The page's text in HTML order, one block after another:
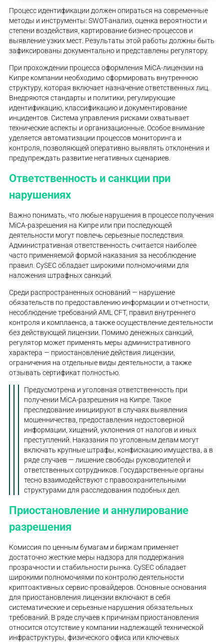
Процесс идентификации должен опираться на современные
методы и инструменты: SWOT-анализ, оценка вероятности и
степени воздействия, картирование бизнес-процессов и
выявление узких мест. Результаты этой работы должны быть
зафиксированы документально и представлены регулятору.
При прохождении процесса оформления MiCA-лицензии на
Кипре компании необходимо сформировать внутреннюю
структуру, которая включает назначение ответственных лиц.
Внедряются стандарты и политики, регулирующие
идентификацию, классификацию и документирование
инцидентов. Система управления рисками охватывает
технические аспекты и организационные. Особое внимание
уделяется автоматизации процессов мониторинга и
контроля, позволяющей оперативно выявлять отклонения и
предупреждать развитие негативных сценариев.
Ответственность и санкции при
нарушениях
Важно понимать, что любые нарушения в процессе получения
MiCA-разрешения на Кипре или при последующей
деятельности могут повлечь серьезные последствия.
Административная ответственность считается наиболее
часто применяемой формой наказания за несоблюдение
правил. CySEC обладает широкими полномочиями для
наложения штрафных санкций.
Среди распространенных оснований — нарушение
обязательств по предоставлению информации и отчетности,
несоблюдение требований AML CFT, правил внутреннего
контроля и комплаенса, а также осуществление деятельности
без действующей лицензии. Помимо денежных санкций,
регулятор может применять меры административного
характера — приостановление действия лицензии,
ограничения на отдельные виды деятельности, а также
отзывать сертификат полностью.
Предусмотрена и уголовная ответственность при
получении MiCA-разрешения на Кипре. Такое
преследование инициируют в случаях выявления
мошенничества, предоставления недостоверной
информации, хищений, уклонения от налогов и иных
преступлений. Наказания по уголовным делам могут
включать крупные штрафы, конфискацию имущества, а в
ряде случаев — лишение свободы руководителей и
ответственных сотрудников. Государственные органы
тесно взаимодействуют с правоохранительными
структурами для расследования подобных дел.
Приостановление и аннулирование
разрешения
Комиссия по ценным бумагам и биржам применяет
достаточно жесткие меры надзора для поддержания
прозрачности и стабильности рынка. CySEC обладает
широкими полномочиями по контролю деятельности
криптоактивных сервис-провайдеров. Основные основания
для приостановления лицензии включают в себя
систематические и серьезные нарушения обязательных
требований. В ряде случаев к причинам приостановления
относится отсутствие у компании надлежащей технической
инфраструктуры, физического офиса или ключевых